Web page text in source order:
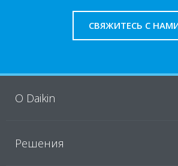
СВЯЖИТЕСЬ С
O Daikin
Решения